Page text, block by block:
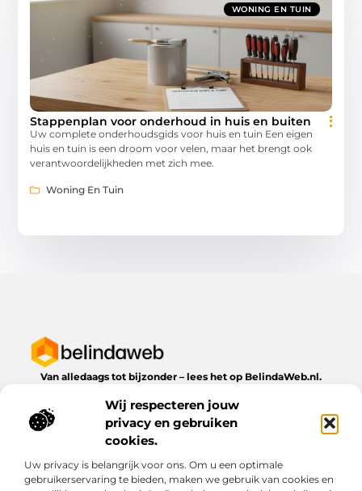
Wij respecteren jouw
privacy en gebruiken
cookies.
Uw privacy is belangrijk voor ons. Om u een optimale
gebruikerservaring te bieden, maken we gebruik van cookies en
WONING EN TUIN
Stappenplan voor onderhoud in huis en buiten
Uw complete onderhoudsgids voor huis en tuin Een eigen
huis en tuin is een droom voor velen, maar het brengt ook
verantwoordelijkheden met zich mee.
Woning En Tuin
Van alledaags tot bijzonder – lees het op BelindaWeb.nl.
dagelijks leven te bieden heeft.
Bericht categorie